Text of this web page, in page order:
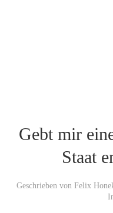
Gebt mir
Staat
Geschrieben von Felix